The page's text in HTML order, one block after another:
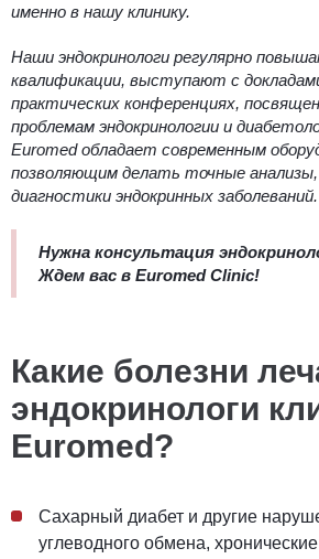
именно в нашу клинику.
Наши эндокринологи регулярно
квалификации, выступают с
практических конференциях,
проблемам эндокринологии и
Euromed обладает современным
позволяющим делать точные
диагностики эндокринных заболеваний.
Нужна консультация
Ждем вас в Euromed Clinic!
Какие болезни
эндокринологи
Euromed?
Сахарный диабет и другие
углеводного обмена,